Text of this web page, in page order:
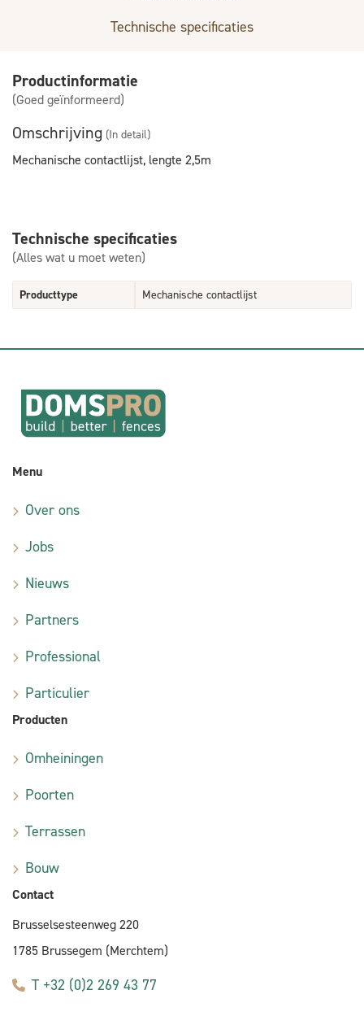
Technische specificaties
Productinformatie
(Goed geïnformeerd)
Omschrijving (In detail)
Mechanische contactlijst, lengte 2,5m
Technische specificaties
(Alles wat u moet weten)
Producttype Mechanische contactlijst
Menu
Over ons
Jobs
Nieuws
Partners
Professional
Particulier
Producten
Omheiningen
Poorten
Terrassen
Bouw
Contact
Brusselsesteenweg 220
1785 Brussegem (Merchtem)
T +32 (0)2 269 43 77